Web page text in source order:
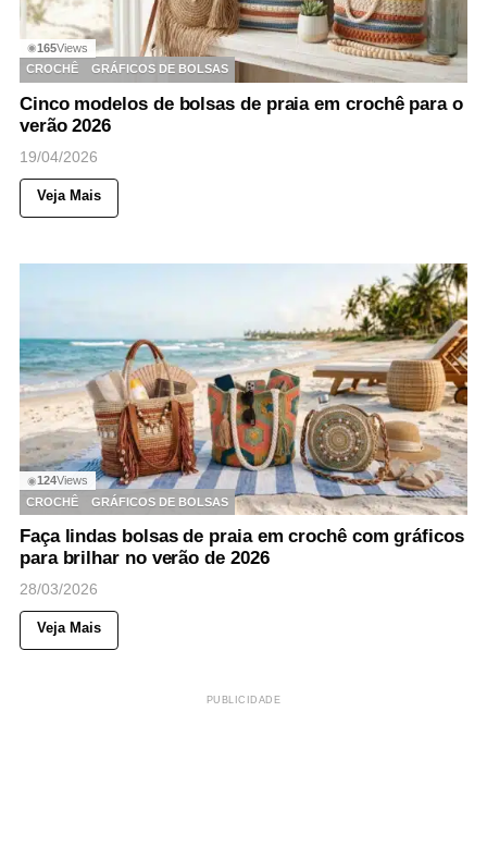
◉165Views
CROCHÊ
GRÁFICOS DE BOLSAS
Cinco modelos de bolsas de praia em crochê para o
verão 2026
19/04/2026
Veja Mais
◉124Views
CROCHÊ
GRÁFICOS DE BOLSAS
Faça lindas bolsas de praia em crochê com gráficos
para brilhar no verão de 2026
28/03/2026
Veja Mais
PUBLICIDADE